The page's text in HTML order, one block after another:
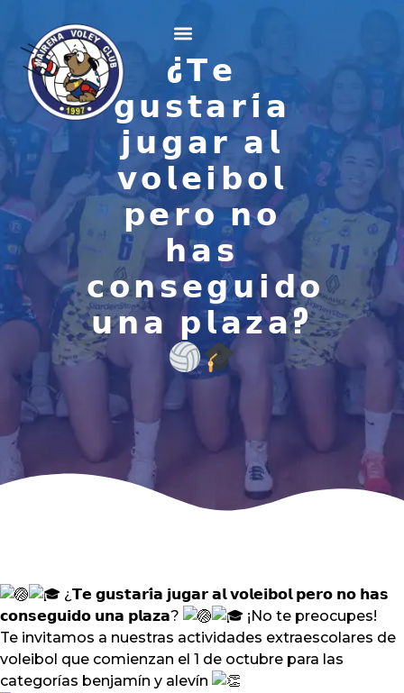
¿𝗧𝗲
𝗴𝘂𝘀𝘁𝗮𝗿𝗶́𝗮
𝗷𝘂𝗴𝗮𝗿 𝗮𝗹
𝘃𝗼𝗹𝗲𝗶𝗯𝗼𝗹
𝗽𝗲𝗿𝗼 𝗻𝗼
𝗵𝗮𝘀
𝗰𝗼𝗻𝘀𝗲𝗴𝘂𝗶𝗱𝗼
𝘂𝗻𝗮 𝗽𝗹𝗮𝘇𝗮?
¿𝗧𝗲 𝗴𝘂𝘀𝘁𝗮𝗿𝗶́𝗮 𝗷𝘂𝗴𝗮𝗿 𝗮𝗹 𝘃𝗼𝗹𝗲𝗶𝗯𝗼𝗹 𝗽𝗲𝗿𝗼 𝗻𝗼 𝗵𝗮𝘀
𝗰𝗼𝗻𝘀𝗲𝗴𝘂𝗶𝗱𝗼 𝘂𝗻𝗮 𝗽𝗹𝗮𝘇𝗮?
¡No te preocupes!
Te invitamos a nuestras actividades extraescolares de
voleibol que comienzan el 1 de octubre para las
categorías benjamín y alevín